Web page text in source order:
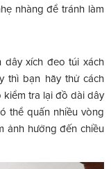
nhàng để tránh làm
dây xích đeo túi xách
thì bạn hãy thử cách
kiểm tra lại đồ dài dây
thể quấn nhiều vòng
ảnh hưởng đến chiều